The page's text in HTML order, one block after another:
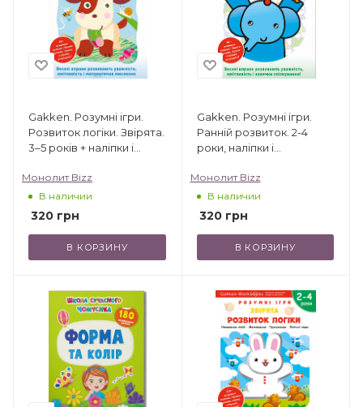
Gakken. Розумні ігри.
Розвиток логіки. Звірята.
3–5 років + наліпки і
для малювання
Монолит Bizz
В наличии
320 грн
В КОРЗИНУ
Gakken. Розумні ігри.
Ранній розвиток. 2-4
роки, наліпки і
для малювання
Монолит Bizz
В наличии
320грн
В КОРЗИНУ